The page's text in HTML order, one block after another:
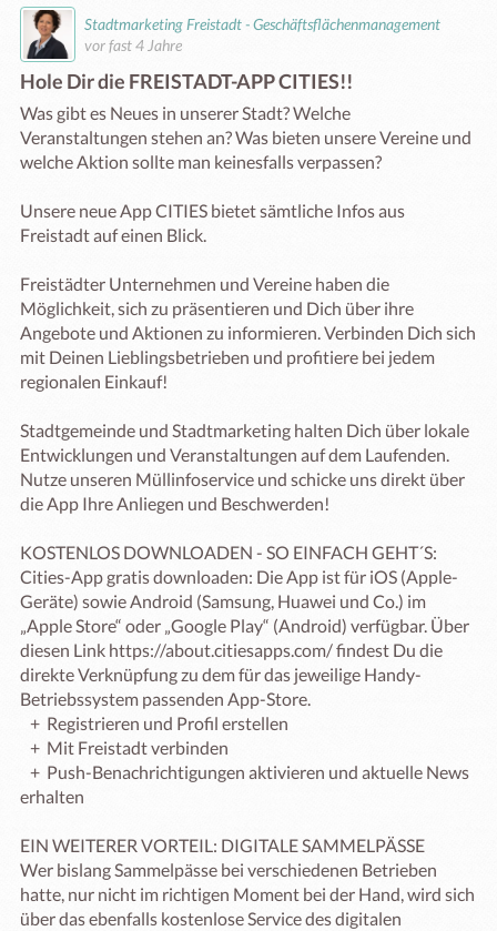
Stadtmarketing Freistadt - Geschäftsflächenmanagement
vor fast 4 Jahre
Hole Dir die FREISTADT-APP CITIES!!
Was gibt es Neues in unserer Stadt? Welche
Veranstaltungen stehen an? Was bieten unsere Vereine und
welche Aktion sollte man keinesfalls verpassen?
Unsere neue App CITIES bietet sämtliche Infos aus
Freistadt auf einen Blick.
Freistädter Unternehmen und Vereine haben die
Möglichkeit, sich zu präsentieren und Dich über ihre
Angebote und Aktionen zu informieren. Verbinden Dich sich
mit Deinen Lieblingsbetrieben und profitiere bei jedem
regionalen Einkauf!
Stadtgemeinde und Stadtmarketing halten Dich über lokale
Entwicklungen und Veranstaltungen auf dem Laufenden.
Nutze unseren Müllinfoservice und schicke uns direkt über
die App Ihre Anliegen und Beschwerden!
KOSTENLOS DOWNLOADEN - SO EINFACH GEHT´S:
Cities-App gratis downloaden: Die App ist für iOS (Apple-
Geräte) sowie Android (Samsung, Huawei und Co.) im
„Apple Store“ oder „Google Play“ (Android) verfügbar. Über
diesen Link https://about.citiesapps.com/ findest Du die
direkte Verknüpfung zu dem für das jeweilige Handy-
Betriebssystem passenden App-Store.
erhalten
EIN WEITERER VORTEIL: DIGITALE SAMMELPÄSSE
Wer bislang Sammelpässe bei verschiedenen Betrieben
hatte, nur nicht im richtigen Moment bei der Hand, wird sich
über das ebenfalls kostenlose Service des digitalen